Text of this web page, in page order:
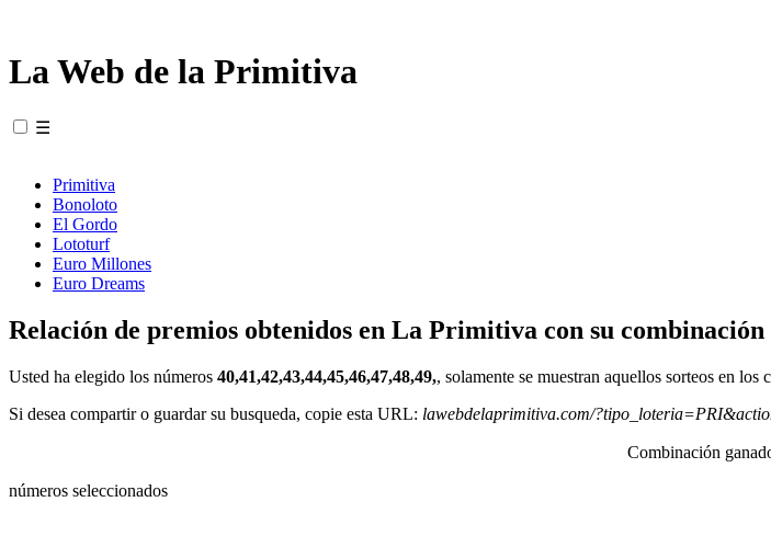
La Web de la Primitiva
☰
Primitiva
Bonoloto
El Gordo
Lototurf
Euro Millones
Euro Dreams
Relación de premios obtenidos en La Primitiva con su combinación
Usted ha elegido los números 40,41,42,43,44,45,46,47,48,49,, solamente se muestran aquellos sorteos en los
Si desea compartir o guardar su busqueda, copie esta URL: lawebdelaprimitiva.com/
Combinación
números seleccionados